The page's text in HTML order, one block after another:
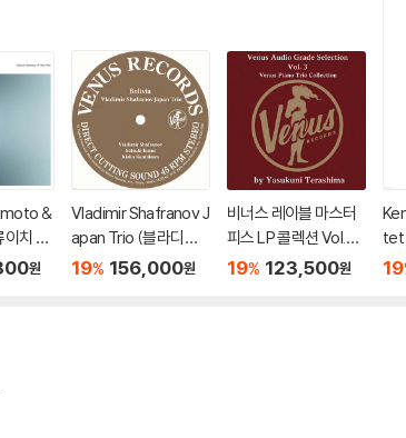
&
치 사
토) -
원
Vladimir Shafranov J
apan Trio (블라디미
르 샤프라노프 재팬 트
19% 156,000원
비너스 레이블 마스터
피스 LP 콜렉션 Vol.3
(Venus Audio Grade
19% 123,500원
tet
텟
19